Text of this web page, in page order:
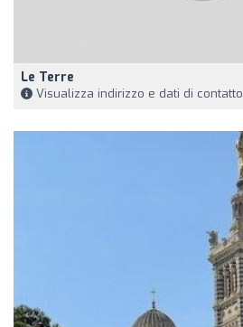
Le Terre
Visualizza indirizzo e dati di contatto